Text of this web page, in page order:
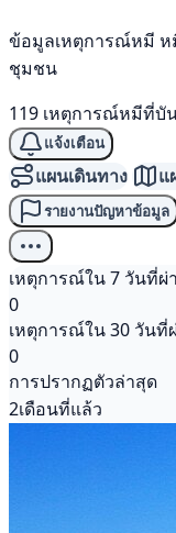
ข้อมูลเหตุการณ์หมี ห
ชุมชน
119 เหตุการณ์หมีที่บั
แจ้งเตือน
แผนเดินทาง แ
รายงานปัญหาข้อมูล
เหตุการณ์ใน 7 วันที่ผ่
0
เหตุการณ์ใน 30 วันที่
0
การปรากฏตัวล่าสุด
2เดือนที่แล้ว